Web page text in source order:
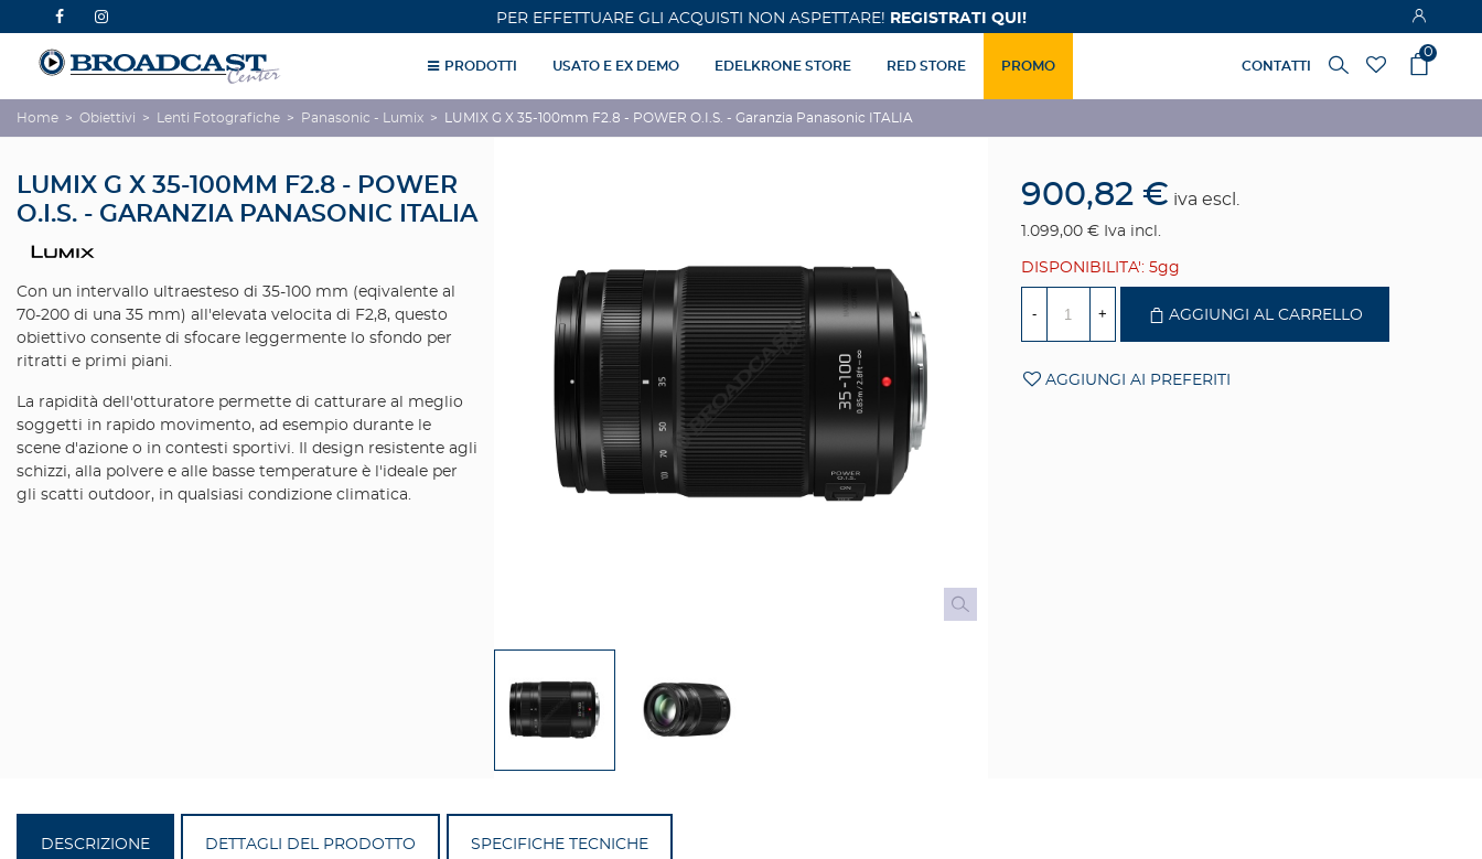
PER EFFETTUARE GLI ACQUISTI NON ASPETTARE! REGISTRATI QUI!
PRODOTTI USATO E EX DEMO EDELKRONE STORE RED STORE PROMO CONTATTI
0
Home > Obiettivi > Lenti Fotografiche > Panasonic - Lumix > LUMIX G X 35-100mm F2.8 - POWER O.I.S. - Garanzia Panasonic ITALIA
LUMIX G X 35-100MM F2.8 - POWER
O.I.S. - GARANZIA PANASONIC ITALIA
Con un intervallo ultraesteso di 35-100 mm (eqivalente al
70-200 di una 35 mm) all'elevata velocita di F2,8, questo
obiettivo consente di sfocare leggermente lo sfondo per
ritratti e primi piani.
La rapidità dell'otturatore permette di catturare al meglio
soggetti in rapido movimento, ad esempio durante le
scene d'azione o in contesti sportivi. Il design resistente agli
schizzi, alla polvere e alle basse temperature è l'ideale per
gli scatti outdoor, in qualsiasi condizione climatica.
900,82 € iva escl.
1.099,00 € Iva incl.
DISPONIBILITA': 5gg
- + AGGIUNGI AL CARRELLO
AGGIUNGI AI PREFERITI
DESCRIZIONE DETTAGLI DEL PRODOTTO SPECIFICHE TECNICHE